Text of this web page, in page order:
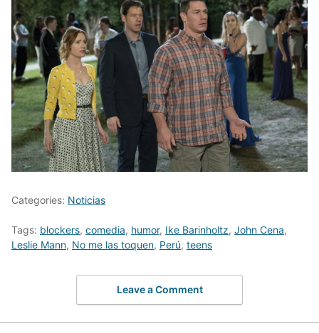
Categories: Noticias
Tags: blockers, comedia, humor, Ike Barinholtz, John Cena,
Leslie Mann, No me las toquen, Perú, teens
Leave a Comment